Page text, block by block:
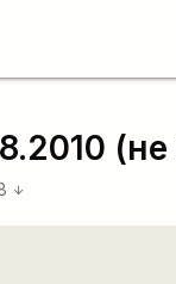
arrow_downward